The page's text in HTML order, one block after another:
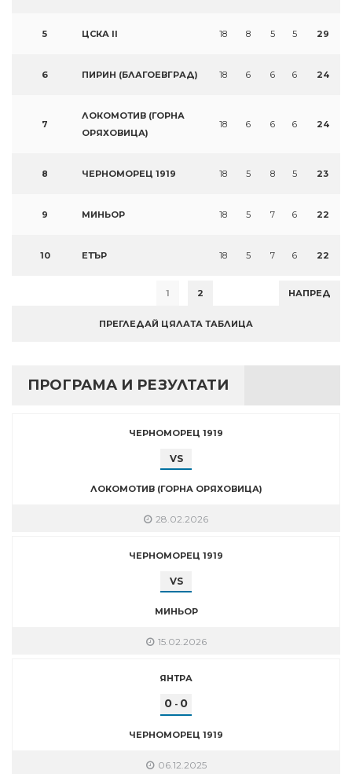
5 ЦСКА II 18 8 5 5 29
6 ПИРИН (БЛАГОЕВГРАД) 18 6 6 6 24
7
ЛОКОМОТИВ (ГОРНА
ОРЯХОВИЦА)
18 6 6 6 24
8 ЧЕРНОМОРЕЦ 1919 18 5 8 5 23
9 МИНЬОР 18 5 7 6 22
10 ЕТЪР 18 5 7 6 22
1 2 НАПРЕД
ПРЕГЛЕДАЙ ЦЯЛАТА ТАБЛИЦА
ПРОГРАМА И РЕЗУЛТАТИ
ЧЕРНОМОРЕЦ 1919
VS
ЛОКОМОТИВ (ГОРНА ОРЯХОВИЦА)
28.02.2026
ЧЕРНОМОРЕЦ 1919
VS
МИНЬОР
15.02.2026
ЯНТРА
0 - 0
ЧЕРНОМОРЕЦ 1919
06.12.2025